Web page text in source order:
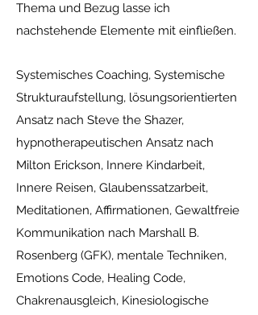
Thema und Bezug lasse ich
nachstehende Elemente mit einfließen.
Systemisches Coaching, Systemische
Strukturaufstellung, lösungsorientierten
Ansatz nach Steve the Shazer,
hypnotherapeutischen Ansatz nach
Milton Erickson, Innere Kindarbeit,
Innere Reisen, Glaubenssatzarbeit,
Meditationen, Affirmationen, Gewaltfreie
Kommunikation nach Marshall B.
Rosenberg (GFK), mentale Techniken,
Emotions Code, Healing Code,
Chakrenausgleich, Kinesiologische